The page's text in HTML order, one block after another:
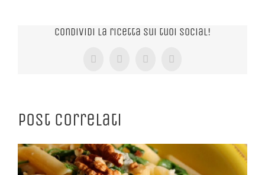
Condividi la ricetta sui tuoi Social!
Facebook
X TumblrPinterest
Post correlati